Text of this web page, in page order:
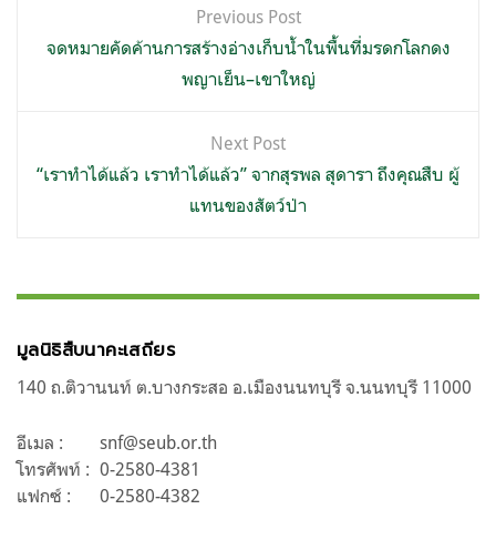
เรื่อง
Previous Post
จดหมายคัดค้านการสร้างอ่างเก็บน้ำในพื้นที่มรดกโลกดง
พญาเย็น–เขาใหญ่
Next Post
“เราทำได้แล้ว เราทำได้แล้ว” จากสุรพล สุดารา ถึงคุณสืบ ผู้
แทนของสัตว์ป่า
มูลนิธิสืบนาคะเสถียร
140 ถ.ติวานนท์ ต.บางกระสอ อ.เมืองนนทบุรี จ.นนทบุรี 11000
อีเมล :
snf@seub.or.th
โทรศัพท์ : 0-2580-4381
แฟกซ์ :
0-2580-4382